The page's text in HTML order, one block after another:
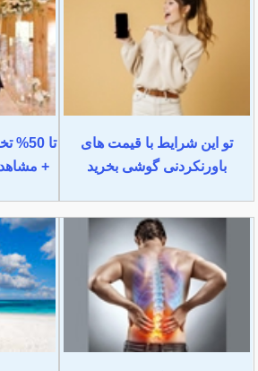
تو این شرایط با قیمت های
باورنکردنی گوشی بخرید
تا
+